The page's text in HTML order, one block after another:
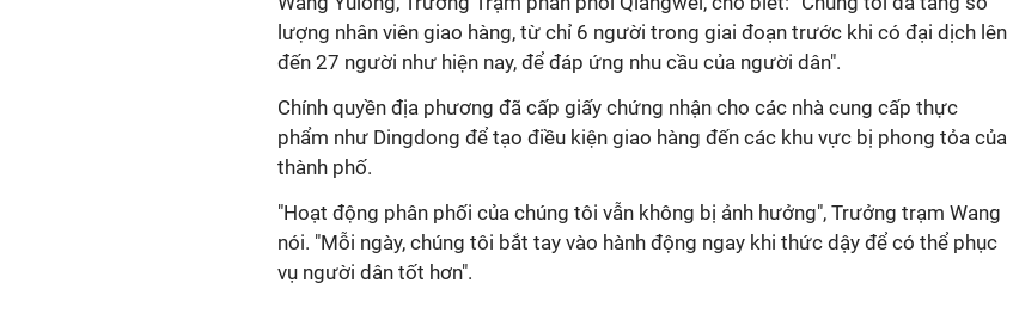
lượng nhân viên giao hàng, từ chỉ 6 người trong giai đoạn trước khi có đại dịch lên
đến 27 người như hiện nay, để đáp ứng nhu cầu của người dân".
Chính quyền địa phương đã cấp giấy chứng nhận cho các nhà cung cấp thực
phẩm như Dingdong để tạo điều kiện giao hàng đến các khu vực bị phong tỏa của
thành phố.
"Hoạt động phân phối của chúng tôi vẫn không bị ảnh hưởng", Trưởng trạm Wang
nói. "Mỗi ngày, chúng tôi bắt tay vào hành động ngay khi thức dậy để có thể phục
vụ người dân tốt hơn".